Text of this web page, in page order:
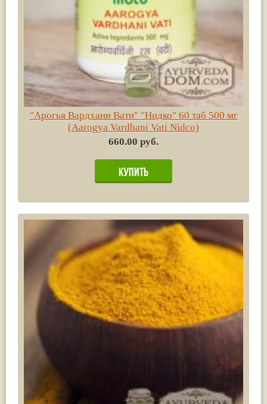
"Арогья Вардхани Вати" "Нидко" 60 таб 500 мг
(Aarogya Vardhani Vati Nidco)
660.00 руб.